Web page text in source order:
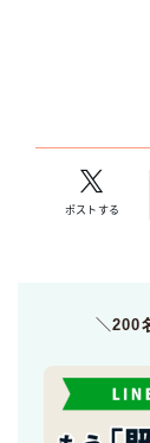
ポストする
＼200